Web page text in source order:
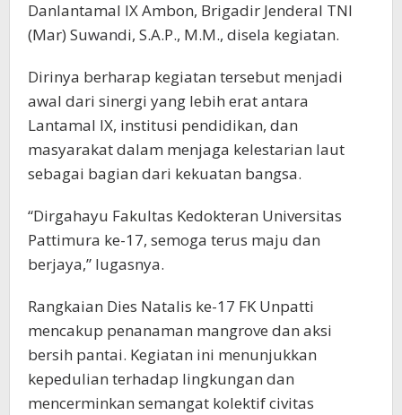
Danlantamal IX Ambon, Brigadir Jenderal TNI
(Mar) Suwandi, S.A.P., M.M., disela kegiatan.
Dirinya berharap kegiatan tersebut menjadi
awal dari sinergi yang lebih erat antara
Lantamal IX, institusi pendidikan, dan
masyarakat dalam menjaga kelestarian laut
sebagai bagian dari kekuatan bangsa.
“Dirgahayu Fakultas Kedokteran Universitas
Pattimura ke-17, semoga terus maju dan
berjaya,” lugasnya.
Rangkaian Dies Natalis ke-17 FK Unpatti
mencakup penanaman mangrove dan aksi
bersih pantai. Kegiatan ini menunjukkan
kepedulian terhadap lingkungan dan
mencerminkan semangat kolektif civitas